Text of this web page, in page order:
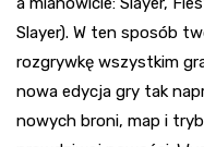
Slayer). W ten sposób
rozgrywkę wszystkim
nowa edycja gry tak
nowych broni, map i